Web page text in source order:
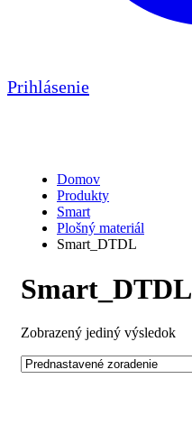
Prihlásenie
Domov
Produkty
Smart
Plošný materiál
Smart_DTDL
Smart_DTDL
Zobrazený jediný výsledok